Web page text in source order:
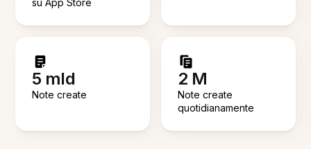
su App Store
5 mld
Note create
2 M
Note create
quotidianamente